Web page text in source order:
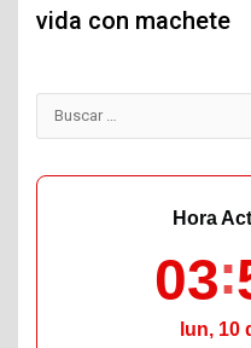
vida con machete
Buscar:
Hora
03
lun, 10